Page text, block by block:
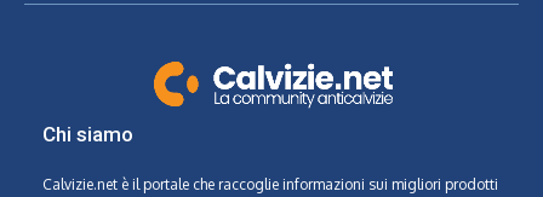
Chi siamo
Calvizie.net è il portale che raccoglie informazioni sui migliori prodotti